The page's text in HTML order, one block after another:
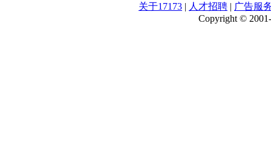
关于17173 | 人才招聘 | 广告服
Copyright ©